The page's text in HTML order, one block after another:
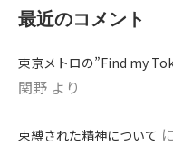
最近のコメント
東京メトロの”Find my
関野 より
束縛された精神について